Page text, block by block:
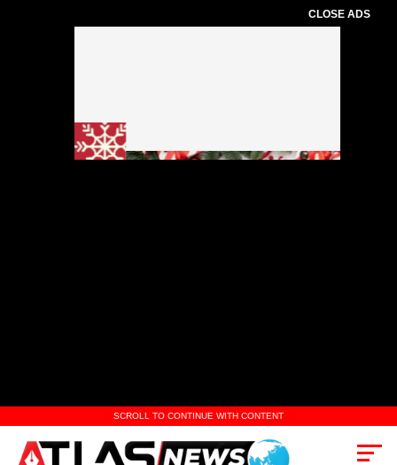
CLOSE ADS
SCROLL TO CONTINUE WITH CONTENT